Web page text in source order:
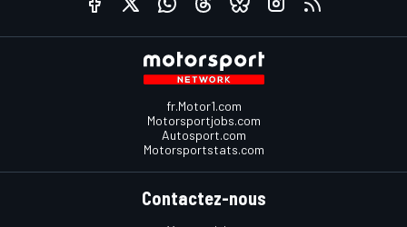
fr.Motor1.com
Motorsportjobs.com
Autosport.com
Motorsportstats.com
Contactez-nous